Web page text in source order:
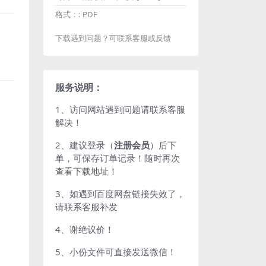
格式：: PDF
下载遇到问题？可联系客服或反馈
服务说明：
1、访问网站遇到问题请联系客服
解决！
2、建议登录（注册会员）后下
单，可保存订单记录！随时再次
查看下载地址！
3、如遇到百度网盘链接失效了，
请联系客服补发
4、谢绝议价！
5、小份文件可直接发送微信！